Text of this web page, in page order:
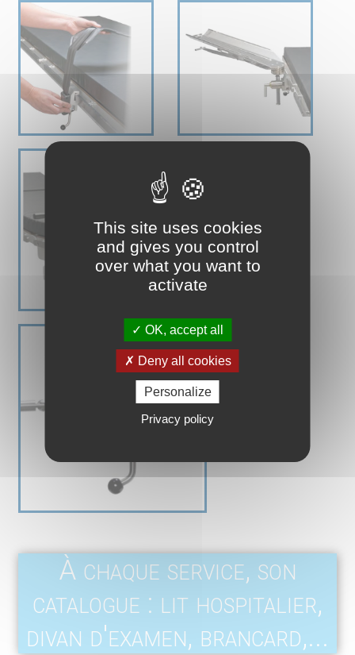
À chaque service, son
catalogue : lit hospitalier,
divan d'examen, brancard,...
This site uses cookies
and gives you control
over what you want to
activate
OK, accept all
Deny all cookies
Personalize
Privacy policy